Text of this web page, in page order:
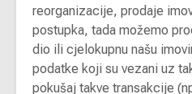
reorganizacije, prodaje
postupka, tada možemo
dio ili cjelokupnu našu
podatke koji su vezani uz
pokušaj takve transakcije